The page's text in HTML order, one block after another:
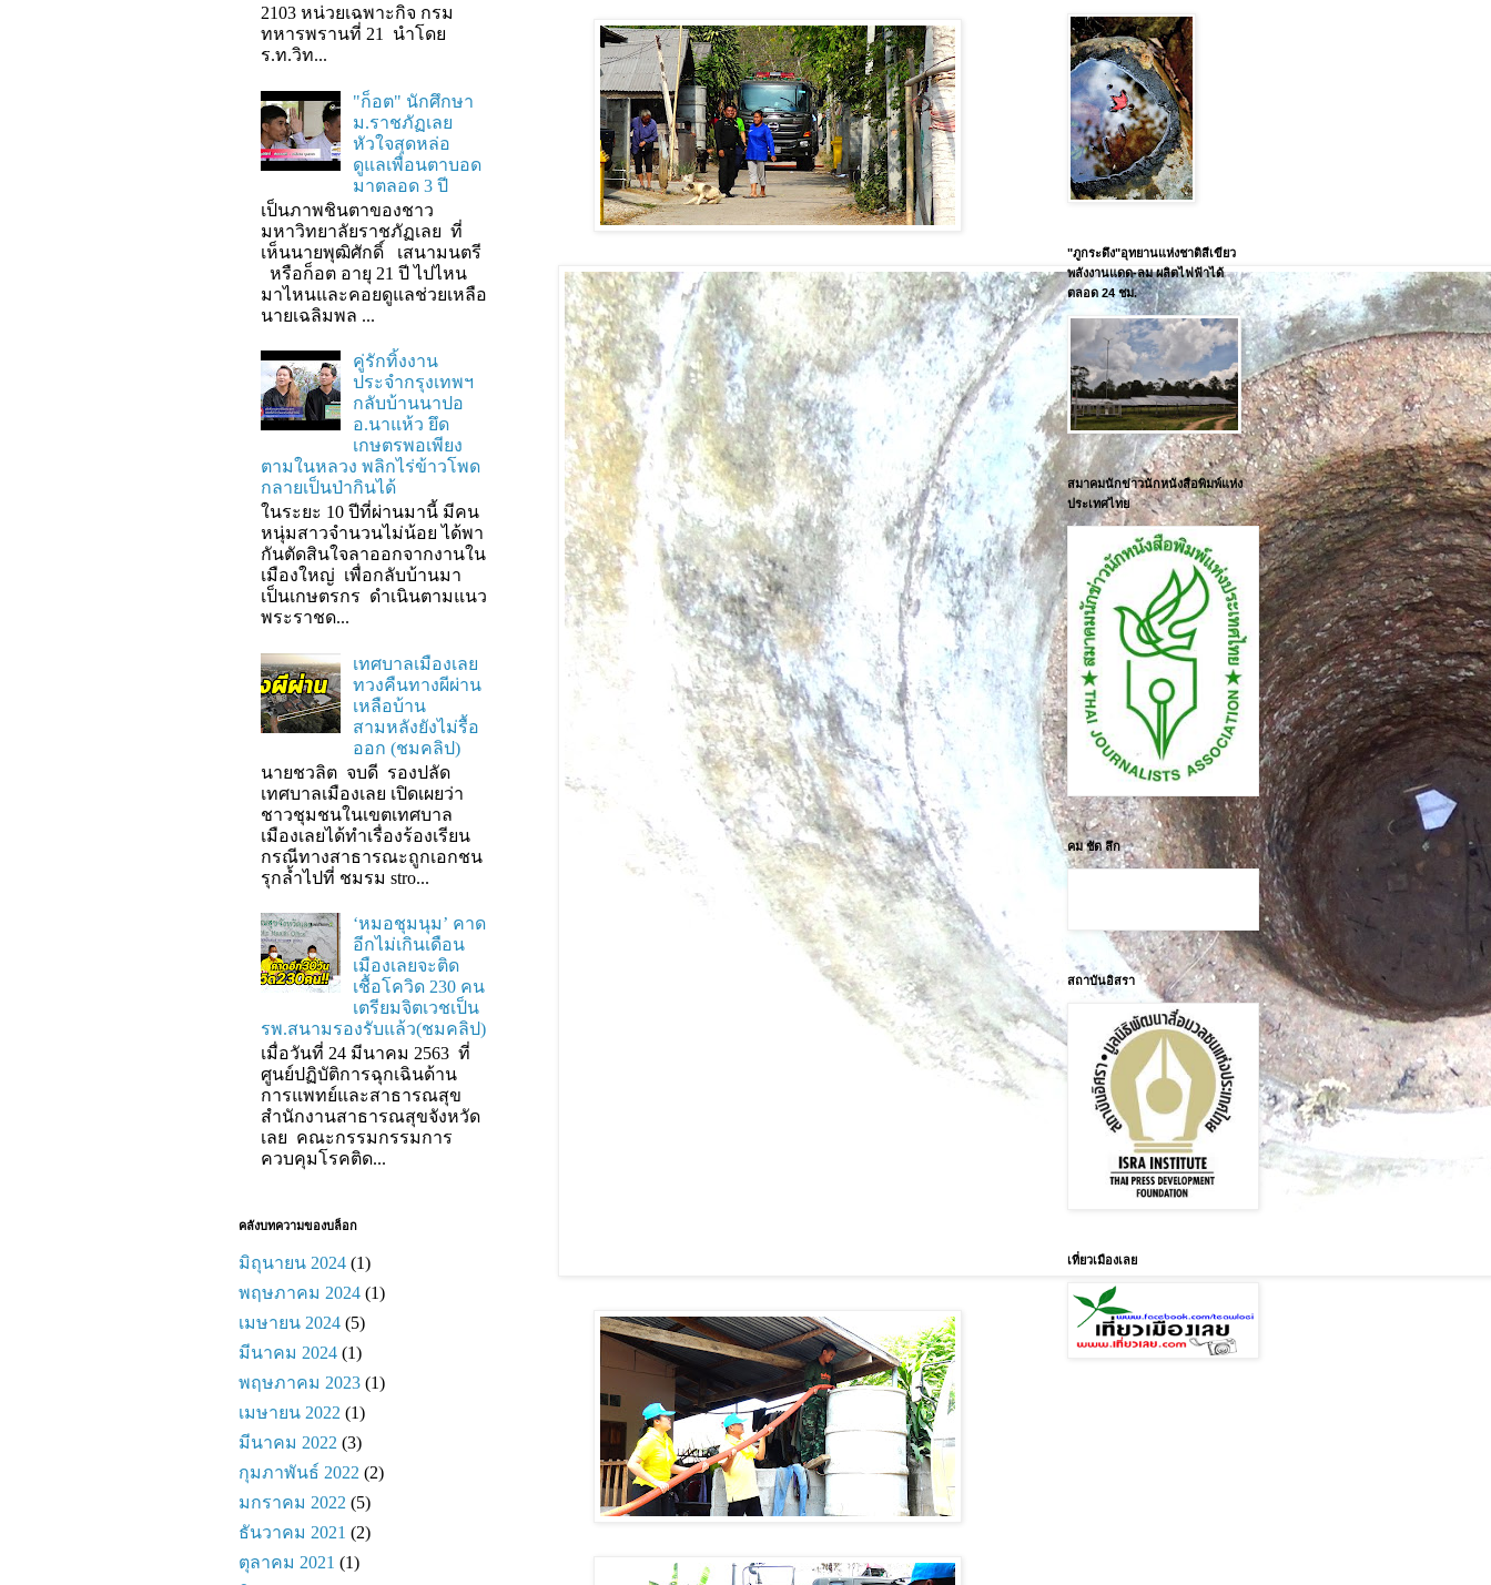
2103 หน่วยเฉพาะกิจ กรม
ทหารพรานที่ 21 นำโดย
ร.ท.วิท...
"ก็อต" นักศึกษา
ม.ราชภัฏเลย
หัวใจสุดหล่อ
ดูแลเพื่อนตาบอด
มาตลอด 3 ปี
เป็นภาพชินตาของชาว
มหาวิทยาลัยราชภัฏเลย ที่
เห็นนายพุฒิศักดิ์ เสนามนตรี
หรือก็อต อายุ 21 ปี ไปไหน
มาไหนและคอยดูแลช่วยเหลือ
นายเฉลิมพล ...
คู่รักทิ้งงาน
ประจำกรุงเทพฯ
กลับบ้านนาปอ
อ.นาแห้ว ยึด
เกษตรพอเพียง
ตามในหลวง พลิกไร่ข้าวโพด
กลายเป็นป่ากินได้
ในระยะ 10 ปีที่ผ่านมานี้ มีคน
หนุ่มสาวจำนวนไม่น้อย ได้พา
กันตัดสินใจลาออกจากงานใน
เมืองใหญ่ เพื่อกลับบ้านมา
เป็นเกษตรกร ดำเนินตามแนว
พระราชด...
เทศบาลเมืองเลย
ทวงคืนทางผีผ่าน
เหลือบ้าน
สามหลังยังไม่รื้อ
ออก (ชมคลิป)
นายชวลิต จบดี รองปลัด
เทศบาลเมืองเลย เปิดเผยว่า
ชาวชุมชนในเขตเทศบาล
เมืองเลยได้ทำเรื่องร้องเรียน
กรณีทางสาธารณะถูกเอกชน
รุกล้ำไปที่ ชมรม stro...
‘หมอชุมนุม’ คาด
อีกไม่เกินเดือน
เมืองเลยจะติด
เชื้อโควิด 230 คน
เตรียมจิตเวชเป็น
รพ.สนามรองรับแล้ว(ชมคลิป)
เมื่อวันที่ 24 มีนาคม 2563 ที่
ศูนย์ปฏิบัติการฉุกเฉินด้าน
การแพทย์และสาธารณสุข
สำนักงานสาธารณสุขจังหวัด
เลย คณะกรรมกรรมการ
ควบคุมโรคติด...
คลังบทความของบล็อก
มิถุนายน 2024 (1)
พฤษภาคม 2024 (1)
เมษายน 2024 (5)
มีนาคม 2024 (1)
พฤษภาคม 2023 (1)
เมษายน 2022 (1)
มีนาคม 2022 (3)
กุมภาพันธ์ 2022 (2)
มกราคม 2022 (5)
ธันวาคม 2021 (2)
ตุลาคม 2021 (1)
"ภูกระดึง"อุทยานแห่งชาติสีเขียว
พลังงานแดด-ลม ผลิตไฟฟ้าได้
ตลอด 24 ชม.
สมาคมนักข่าวนักหนังสือพิมพ์แห่ง
ประเทศไทย
คม ชัด ลึก
สถาบันอิสรา
เที่ยวเมืองเลย